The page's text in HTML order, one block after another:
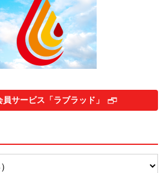
サービス「ラブラッド」